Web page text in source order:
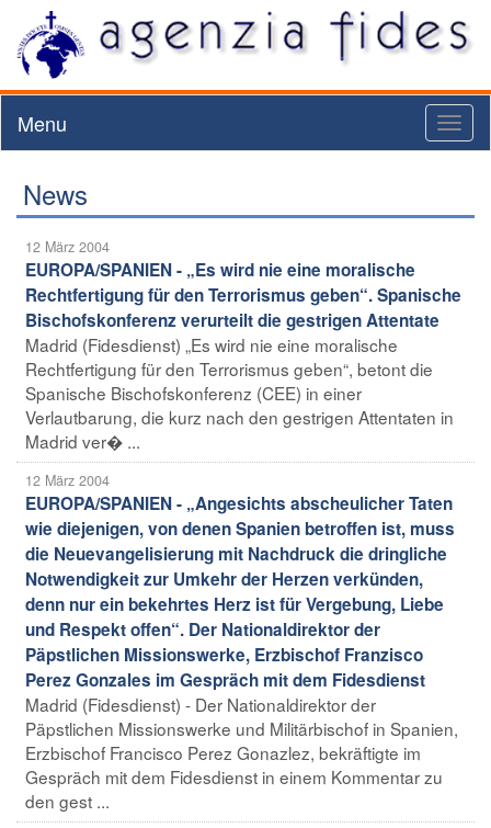
Menu
News
12 März 2004
EUROPA/SPANIEN - „Es wird nie eine moralische
Rechtfertigung für den Terrorismus geben“. Spanische
Bischofskonferenz verurteilt die gestrigen Attentate
Madrid (Fidesdienst) „Es wird nie eine moralische
Rechtfertigung für den Terrorismus geben“, betont die
Spanische Bischofskonferenz (CEE) in einer
Verlautbarung, die kurz nach den gestrigen Attentaten in
Madrid ver� ...
12 März 2004
EUROPA/SPANIEN - „Angesichts abscheulicher Taten
wie diejenigen, von denen Spanien betroffen ist, muss
die Neuevangelisierung mit Nachdruck die dringliche
Notwendigkeit zur Umkehr der Herzen verkünden,
denn nur ein bekehrtes Herz ist für Vergebung, Liebe
und Respekt offen“. Der Nationaldirektor der
Päpstlichen Missionswerke, Erzbischof Franzisco
Perez Gonzales im Gespräch mit dem Fidesdienst
Madrid (Fidesdienst) - Der Nationaldirektor der
Päpstlichen Missionswerke und Militärbischof in Spanien,
Erzbischof Francisco Perez Gonazlez, bekräftigte im
Gespräch mit dem Fidesdienst in einem Kommentar zu
den gest ...